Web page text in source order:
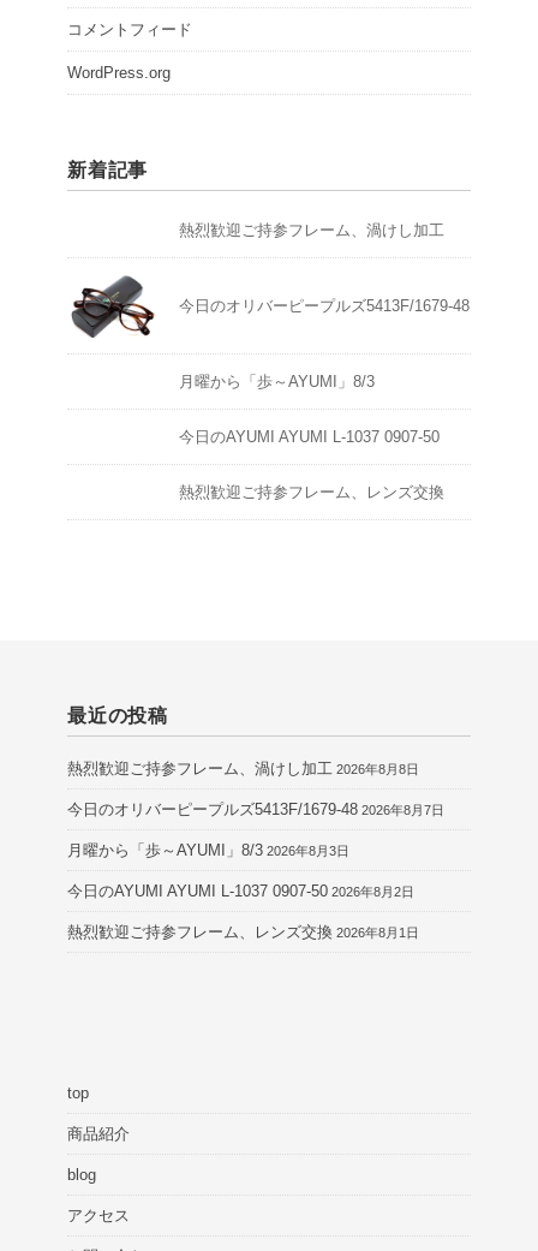
コメントフィード
WordPress.org
新着記事
熱烈歓迎ご持参フレーム、渦けし加工
今日のオリバーピープルズ5413F/1679-48
月曜から「歩～AYUMI」8/3
今日のAYUMI AYUMI L-1037 0907-50
熱烈歓迎ご持参フレーム、レンズ交換
最近の投稿
熱烈歓迎ご持参フレーム、渦けし加工 2026年8月8日
今日のオリバーピープルズ5413F/1679-48 2026年8月7日
月曜から「歩～AYUMI」8/3 2026年8月3日
今日のAYUMI AYUMI L-1037 0907-50 2026年8月2日
熱烈歓迎ご持参フレーム、レンズ交換 2026年8月1日
top
商品紹介
blog
アクセス